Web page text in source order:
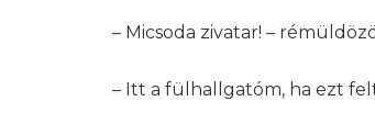
– Micsoda zivatar! –
– Itt a fülhallgatóm, ha ezt